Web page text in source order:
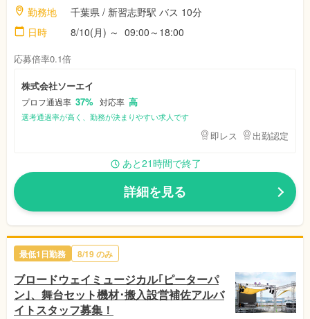
勤務地
千葉県 / 新習志野駅 バス 10分
日時
8/10(月) ～ 09:00～18:00
応募倍率0.1倍
株式会社ソーエイ
プロフ通過率 37% 対応率 高
選考通過率が高く、勤務が決まりやすい求人です
即レス 出勤認定
あと21時間で終了
詳細を見る
最低1日勤務 8/19 のみ
ブロードウェイミュージカル｢ピーターパ
ン｣、舞台セット機材･搬入設営補佐アルバ
イトスタッフ募集！